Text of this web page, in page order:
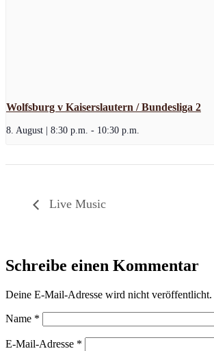
Wolfsburg v Kaiserslautern / Bundesliga 2
8. August | 8:30 p.m. - 10:30 p.m.
Live Music
Schreibe einen Kommentar
Deine E-Mail-Adresse wird nicht veröffentlicht.
Name *
E-Mail-Adresse *